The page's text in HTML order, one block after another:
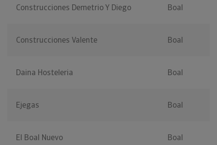
Construcciones Demetrio Y Diego Boal
Construcciones Valente Boal
Daina Hosteleria Boal
Ejegas Boal
El Boal Nuevo Boal